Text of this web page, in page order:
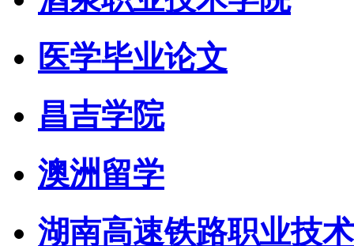
医学毕业论文
昌吉学院
澳洲留学
湖南高速铁路职业技